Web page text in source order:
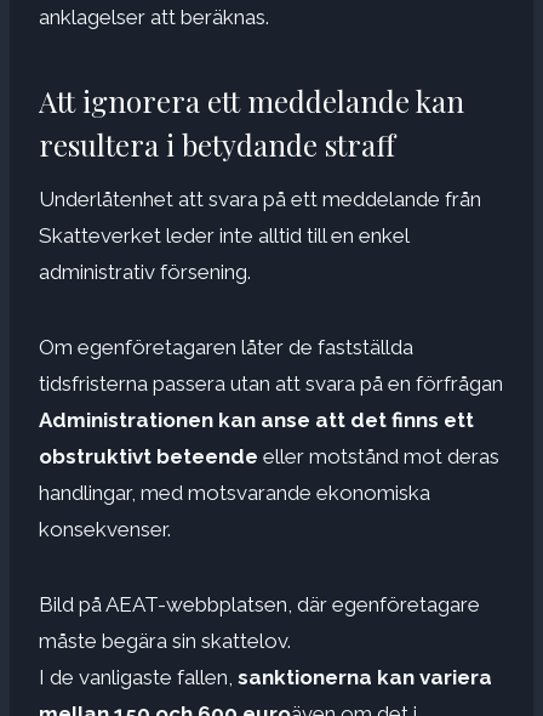
anklagelser att beräknas.
Att ignorera ett meddelande kan
resultera i betydande straff
Underlåtenhet att svara på ett meddelande från
Skatteverket leder inte alltid till en enkel
administrativ försening.
Om egenföretagaren låter de fastställda
tidsfristerna passera utan att svara på en förfrågan
Administrationen kan anse att det finns ett
obstruktivt beteende eller motstånd mot deras
handlingar, med motsvarande ekonomiska
konsekvenser.
Bild på AEAT-webbplatsen, där egenföretagare
måste begära sin skattelov.
I de vanligaste fallen, sanktionerna kan variera